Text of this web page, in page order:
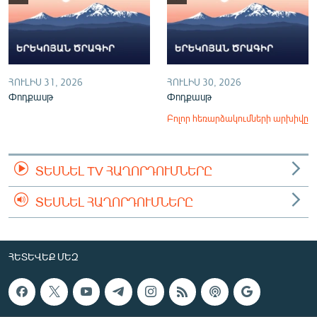
ՀՈՒԼԻՍ 31, 2026
Փոդքասթ
ՀՈՒԼԻՍ 30, 2026
Փոդքասթ
Բոլոր հեռարձակումների արխիվը
ՏԵՍՆԵԼ TV ՀԱՂՈՐԴՈՒՄՆԵՐԸ
ՏԵՍՆԵԼ ՀԱՂՈՐԴՈՒՄՆԵՐԸ
ՀԵՏԵՎԵՔ ՄԵԶ